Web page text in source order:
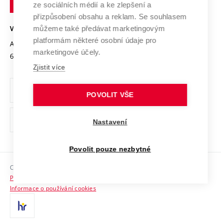
Open Science
Projekty
Projekty ze strukturálních fondů
Specifický výzkum
Mezinárodní dohody
Univerzitní sítě
Bezpečná univerzita
Vyznamenání
Organizační struktura
Ochrana osobních údajů
odkaz)
Sociální bezpečí
HR Award
Kontakty
VYSOKÉ UČENÍ TECHNICKÉ V BRNĚ
Antonínská 548/1
602 00 Brno
www.vut.cz
vut@vutbr.cz
Copyright © 2026 VUT
Prohlášení o přístupnosti
Informace o používání cookies
ze sociálních médií a ke zlepšení a
přizpůsobení obsahu a reklam. Se souhlasem
můžeme také předávat marketingovým
platformám některé osobní údaje pro
marketingové účely.
Zjistit více
POVOLIT VŠE
Nastavení
Povolit pouze nezbytné